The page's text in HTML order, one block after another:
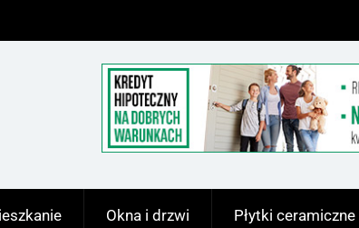
Okna i drzwi Płytki ceramiczne